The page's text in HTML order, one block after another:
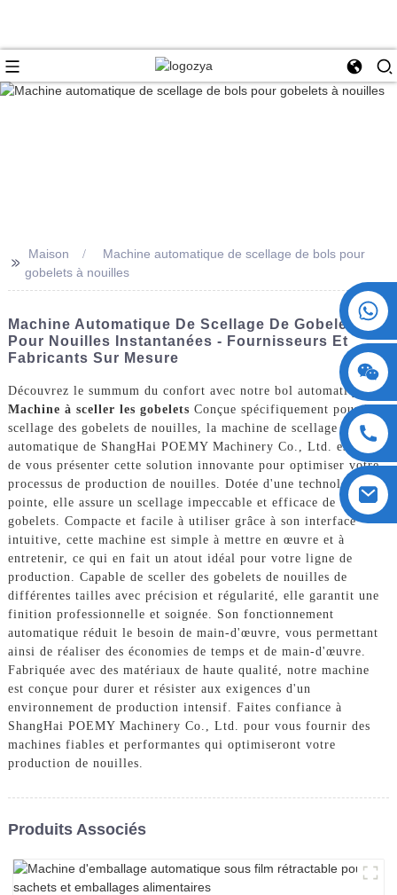
>>
Maison
Machine automatique de scellage de bols pour
gobelets à nouilles
Machine Automatique De Scellage De Gobelets
Pour Nouilles Instantanées - Fournisseurs Et
Fabricants Sur Mesure
Découvrez le summum du confort avec notre bol automatique
Machine à sceller les gobelets Conçue spécifiquement pour le
scellage des gobelets de nouilles, la machine de scellage
automatique de ShangHai POEMY Machinery Co., Ltd. est fière
de vous présenter cette solution innovante pour optimiser votre
processus de production de nouilles. Dotée d'une technologie de
pointe, elle assure un scellage impeccable et efficace de vos
gobelets. Compacte et facile à utiliser grâce à son interface
intuitive, cette machine est simple à mettre en œuvre et à
entretenir, ce qui en fait un atout idéal pour votre ligne de
production. Capable de sceller des gobelets de nouilles de
différentes tailles avec précision et régularité, elle garantit une
finition professionnelle et soignée. Son fonctionnement
automatique réduit le besoin de main-d'œuvre, vous permettant
ainsi de réaliser des économies de temps et de main-d'œuvre.
Fabriquée avec des matériaux de haute qualité, notre machine
est conçue pour durer et résister aux exigences d'un
environnement de production intensif. Faites confiance à
ShangHai POEMY Machinery Co., Ltd. pour vous fournir des
machines fiables et performantes qui optimiseront votre
production de nouilles.
Produits Associés